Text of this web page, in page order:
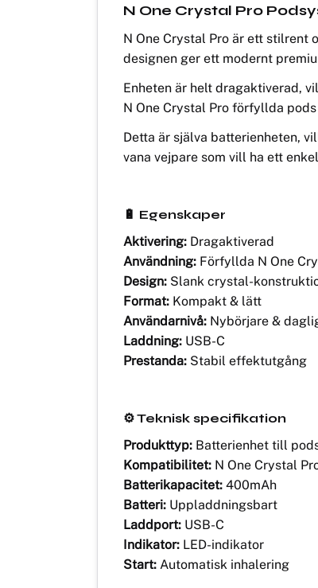
N One Crystal Pro
N One Crystal Pro är ett stilrent
designen ger ett modernt
Enheten är helt dragaktiverad,
N One Crystal Pro förfyllda
Detta är själva batterienheten,
vana vejpare som vill ha ett
🔋 Egenskaper
Aktivering: Dragaktiverad
Användning: Förfyllda N One
Design: Slank crystal-
Format: Kompakt & lätt
Användarnivå: Nybörjare &
Laddning: USB-C
Prestanda: Stabil effektutgång
⚙️ Teknisk specifikation
Produkttyp: Batterienhet till
Kompatibilitet: N One Crystal
Batterikapacitet: 400mAh
Batteri: Uppladdningsbart
Laddport: USB-C
Indikator: LED-indikator
Start: Automatisk inhalering